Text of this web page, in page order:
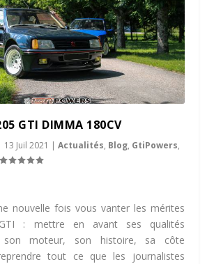
GTI DIMMA 180CV
13 Juil 2021 |Actualités, Blog, GtiPowers,
nouvelle fois vous vanter les mérites
: mettre en avant ses qualités
son moteur, son histoire, sa côte
tout ce que les journalistes